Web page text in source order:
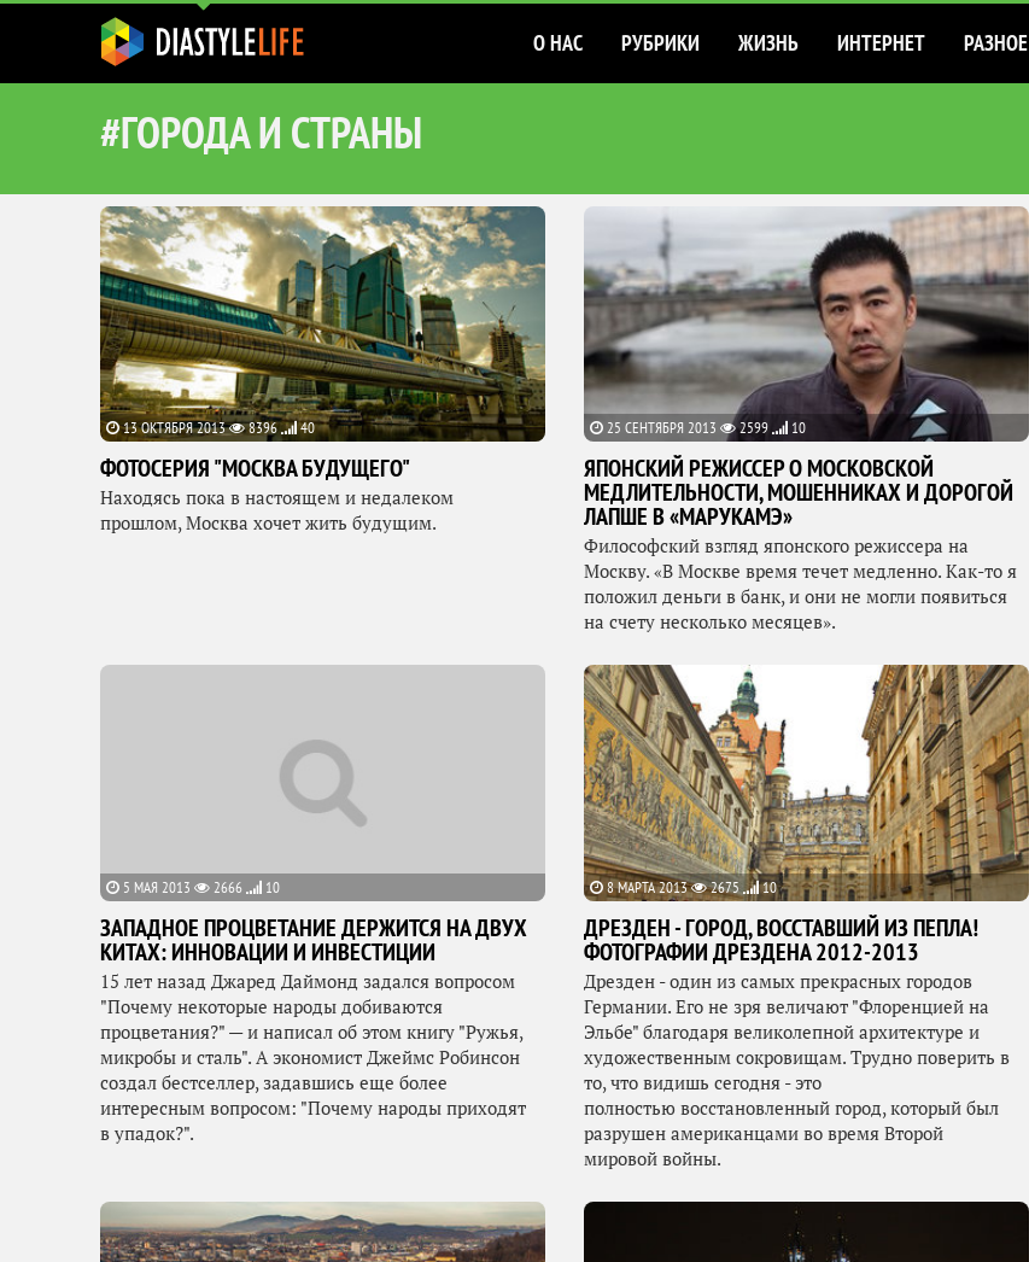
О НАС РУБРИКИ ЖИЗНЬ ИНТЕРНЕТ РАЗНОЕ
#ГОРОДА И СТРАНЫ
13 ОКТЯБРЯ 2013 8396 40
ФОТОСЕРИЯ "МОСКВА БУДУЩЕГО"
Находясь пока в настоящем и недалеком
прошлом, Москва хочет жить будущим.
25 СЕНТЯБРЯ 2013 2599 10
ЯПОНСКИЙ РЕЖИССЕР О МОСКОВСКОЙ
МЕДЛИТЕЛЬНОСТИ, МОШЕННИКАХ И ДОРОГОЙ
ЛАПШЕ В «МАРУКАМЭ»
Философский взгляд японского режиссера на
Москву. «В Москве время течет медленно. Как-то я
положил деньги в банк, и они не могли появиться
на счету несколько месяцев».
5 МАЯ 2013 2666 10
ЗАПАДНОЕ ПРОЦВЕТАНИЕ ДЕРЖИТСЯ НА ДВУХ
КИТАХ: ИННОВАЦИИ И ИНВЕСТИЦИИ
15 лет назад Джаред Даймонд задался вопросом
"Почему некоторые народы добиваются
процветания?" — и написал об этом книгу "Ружья,
микробы и сталь". А экономист Джеймс Робинсон
создал бестселлер, задавшись еще более
интересным вопросом: "Почему народы приходят
в упадок?".
8 МАРТА 2013 2675 10
ДРЕЗДЕН - ГОРОД, ВОССТАВШИЙ ИЗ ПЕПЛА!
ФОТОГРАФИИ ДРЕЗДЕНА 2012-2013
Дрезден - один из самых прекрасных городов
Германии. Его не зря величают "Флоренцией на
Эльбе" благодаря великолепной архитектуре и
художественным сокровищам. Трудно поверить в
то, что видишь сегодня - это
полностью восстановленный город, который был
разрушен американцами во время Второй
мировой войны.